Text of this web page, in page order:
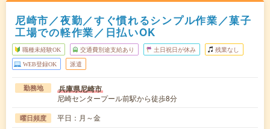
尼崎市／夜勤／すぐ慣れるシンプル作業／菓子
工場での軽作業／日払いOK
職種未経験OK 交通費別途支給あり 土日祝日が休み 残業なし
WEB登録OK 派遣
勤務地 兵庫県尼崎市
尼崎センタープール前駅から徒歩8分
曜日頻度 平日：月～金